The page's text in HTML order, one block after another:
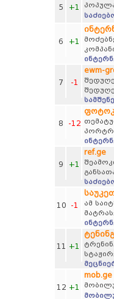
5 +1
6 +1
7 -1
ewm-
8 -12
9 +1
ref.ge
10 -1
ამ
11 +1
12 +1